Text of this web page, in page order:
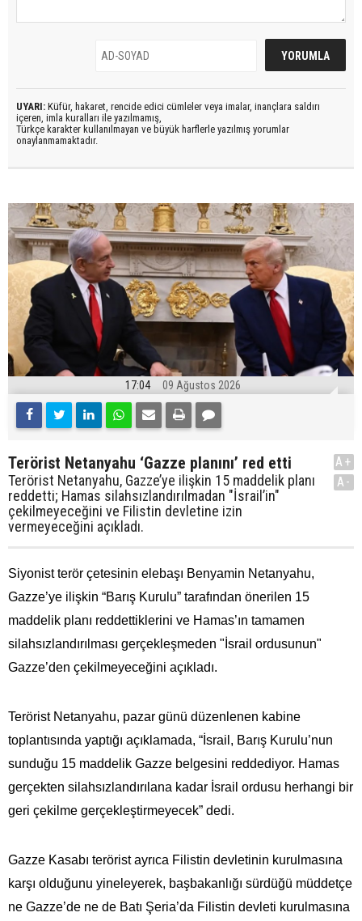
UYARI: Küfür, hakaret, rencide edici cümleler veya imalar, inançlara saldırı
içeren, imla kuralları ile yazılmamış,
Türkçe karakter kullanılmayan ve büyük harflerle yazılmış yorumlar
onaylanmamaktadır.
17:04 09 Ağustos 2026
Terörist Netanyahu ‘Gazze planını’ red etti
Terörist Netanyahu, Gazze’ye ilişkin 15 maddelik planı
reddetti; Hamas silahsızlandırılmadan "İsrail’in"
çekilmeyeceğini ve Filistin devletine izin
vermeyeceğini açıkladı.
A+
A-
Siyonist terör çetesinin elebaşı Benyamin Netanyahu,
Gazze’ye ilişkin “Barış Kurulu” tarafından önerilen 15
maddelik planı reddettiklerini ve Hamas’ın tamamen
silahsızlandırılması gerçekleşmeden "İsrail ordusunun"
Gazze’den çekilmeyeceğini açıkladı.
Terörist Netanyahu, pazar günü düzenlenen kabine
toplantısında yaptığı açıklamada, “İsrail, Barış Kurulu’nun
sunduğu 15 maddelik Gazze belgesini reddediyor. Hamas
gerçekten silahsızlandırılana kadar İsrail ordusu herhangi bir
geri çekilme gerçekleştirmeyecek” dedi.
Gazze Kasabı terörist ayrıca Filistin devletinin kurulmasına
karşı olduğunu yineleyerek, başbakanlığı sürdüğü müddetçe
ne Gazze’de ne de Batı Şeria’da Filistin devleti kurulmasına